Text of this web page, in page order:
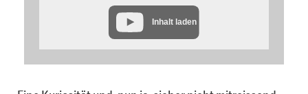
Inhalt laden